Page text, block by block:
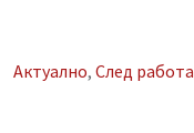
Aктуално, След работа